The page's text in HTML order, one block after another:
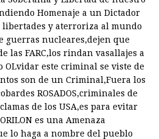
Homenaje a un Dictador
libertades y aterroriza al mundo
guerras nucleares,dejen que
las FARC,los rindan vasallajes a
OLvidar este criminal se viste de
son de un Criminal,Fuera los
ROSADOS,criminales de
de los USA,es para evitar
es una Amenaza
lo haga a nombre del pueblo